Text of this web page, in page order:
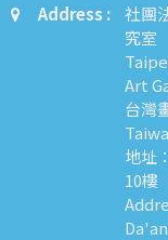
Address :
社團
究室
Art
台灣
地址
10樓